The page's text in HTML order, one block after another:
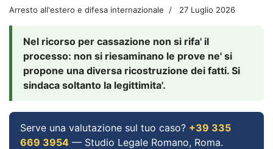
Arresto all'estero e difesa internazionale 27 Luglio 2026
Nel ricorso per cassazione non si rifa' il
processo: non si riesaminano le prove ne' si
propone una diversa ricostruzione dei fatti. Si
sindaca soltanto la legittimita'.
Serve una valutazione sul tuo caso? +39 335
669 3954 — Studio Legale Romano, Roma.